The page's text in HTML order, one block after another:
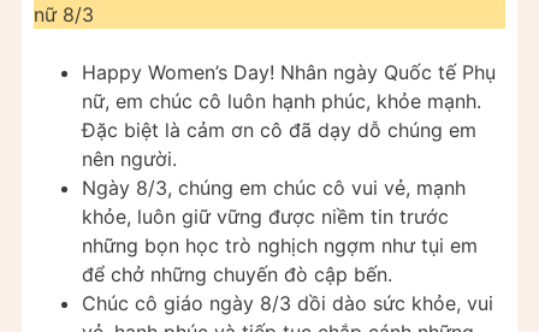
nữ 8/3
Happy Women’s Day! Nhân ngày Quốc tế Phụ
nữ, em chúc cô luôn hạnh phúc, khỏe mạnh.
Đặc biệt là cảm ơn cô đã dạy dỗ chúng em
nên người.
Ngày 8/3, chúng em chúc cô vui vẻ, mạnh
khỏe, luôn giữ vững được niềm tin trước
những bọn học trò nghịch ngợm như tụi em
để chở những chuyến đò cập bến.
Chúc cô giáo ngày 8/3 dồi dào sức khỏe, vui